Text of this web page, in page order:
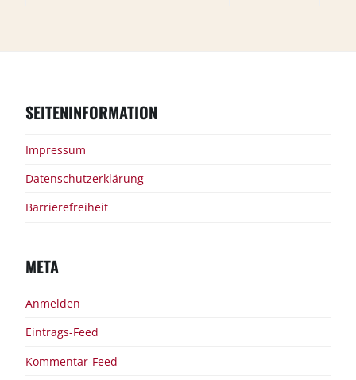
SEITENINFORMATION
Impressum
Datenschutzerklärung
Barrierefreiheit
META
Anmelden
Eintrags-Feed
Kommentar-Feed